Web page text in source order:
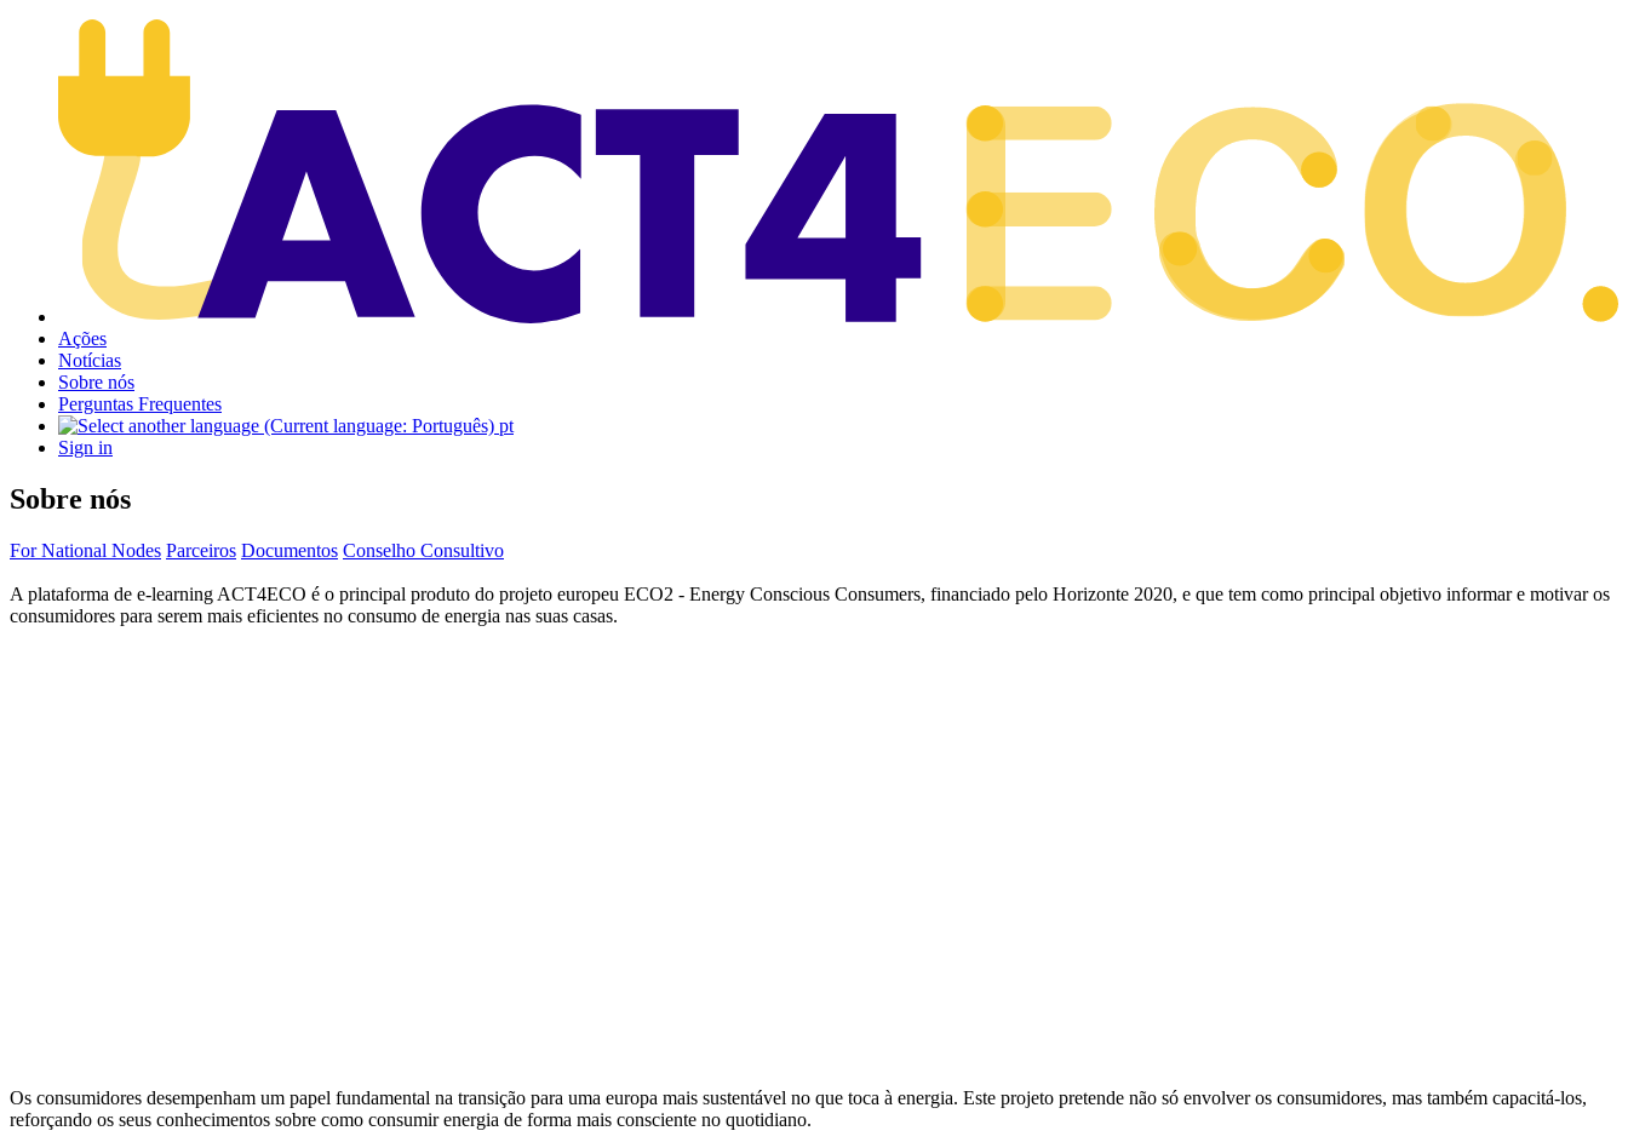
Ações
Notícias
Sobre nós
Perguntas Frequentes
pt
Sign in
Sobre nós
For National Nodes Parceiros Documentos Conselho Consultivo
A plataforma de e-learning ACT4ECO é o principal produto do projeto europeu ECO2 - Energy Conscious Consumers, financiado pelo Horizonte 2020, e que tem como principal objetivo informar e motivar os
consumidores para serem mais eficientes no consumo de energia nas suas casas.
Os consumidores desempenham um papel fundamental na transição para uma europa mais sustentável no que toca à energia. Este projeto pretende não só envolver os consumidores, mas também capacitá-los,
reforçando os seus conhecimentos sobre como consumir energia de forma mais consciente no quotidiano.